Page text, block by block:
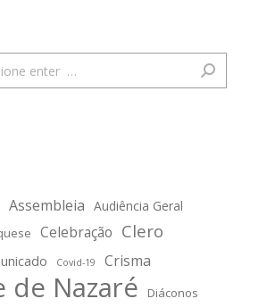
Assembleia Audiência Geral
Celebração Clero
Covid-19 Crisma
de Nazaré
Diáconos